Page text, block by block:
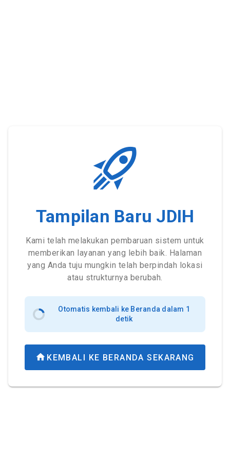
Tampilan Baru JDIH
Kami telah melakukan pembaruan sistem untuk
memberikan layanan yang lebih baik. Halaman
yang Anda tuju mungkin telah berpindah lokasi
atau strukturnya berubah.
Otomatis kembali ke Beranda dalam 1
detik
KEMBALI KE BERANDA SEKARANG